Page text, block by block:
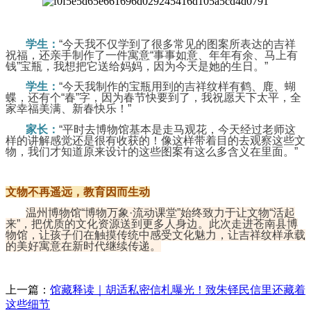
学生：“今天我不仅学到了很多常见的图案所表达的吉祥
祝福，还亲手制作了一件寓意“事事如意、年年有余、马上有
钱”宝瓶，我想把它送给妈妈，因为今天是她的生日。”
学生：“今天我制作的宝瓶用到的吉祥纹样有鹤、鹿、蝴
蝶，还有个“春”字，因为春节快要到了，我祝愿天下太平，全
家幸福美满、新春快乐！”
家长：“平时去博物馆基本是走马观花，今天经过老师这
样的讲解感觉还是很有收获的！像这样带着目的去观察这些文
物，我们才知道原来设计的这些图案有这么多含义在里面。”
文物不再遥远，教育因而生动
温州博物馆“博物万象·流动课堂”始终致力于让文物“活起
来”，把优质的文化资源送到更多人身边。此次走进苍南县博
物馆，让孩子们在触摸传统中感受文化魅力，让吉祥纹样承载
的美好寓意在新时代继续传递。
上一篇： 馆藏释读｜胡适私密信札曝光！致朱铎民信里还藏着
这些细节